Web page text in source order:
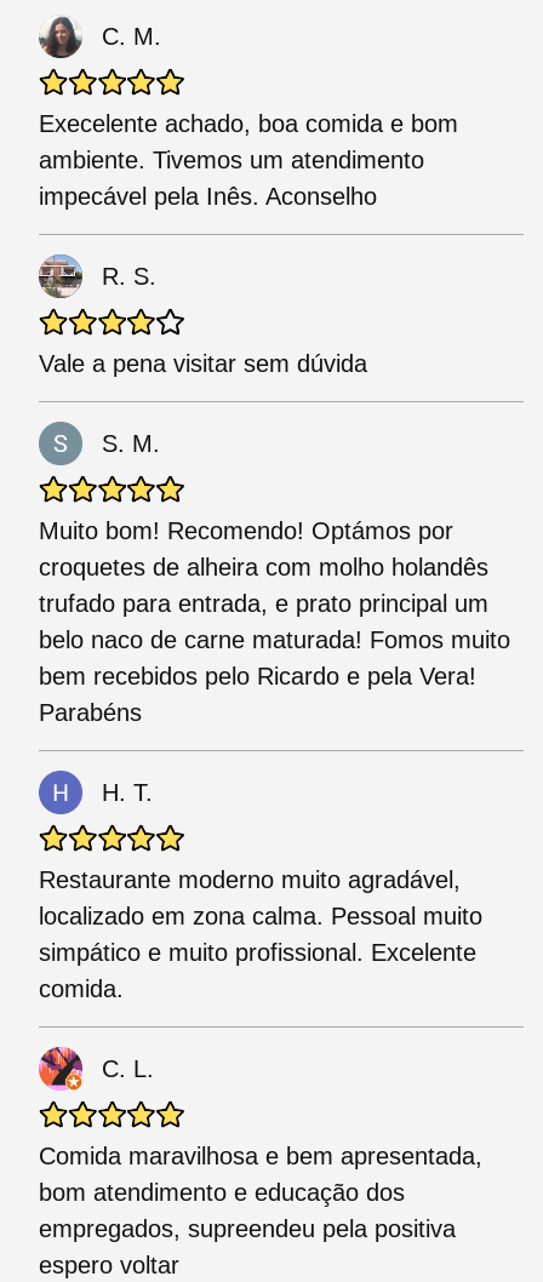
C. M.
Execelente achado, boa comida e bom
ambiente. Tivemos um atendimento
impecável pela Inês. Aconselho
R. S.
Vale a pena visitar sem dúvida
S. M.
Muito bom! Recomendo! Optámos por
croquetes de alheira com molho holandês
trufado para entrada, e prato principal um
belo naco de carne maturada! Fomos muito
bem recebidos pelo Ricardo e pela Vera!
Parabéns
H. T.
Restaurante moderno muito agradável,
localizado em zona calma. Pessoal muito
simpático e muito profissional. Excelente
comida.
C. L.
Comida maravilhosa e bem apresentada,
bom atendimento e educação dos
empregados, supreendeu pela positiva
espero voltar